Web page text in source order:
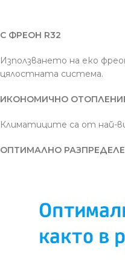
С ФРЕОН R32
Използването на еко
цялостната система.
ИКОНОМИЧНО
Климатиците са от най-
ОПТИМАЛНО